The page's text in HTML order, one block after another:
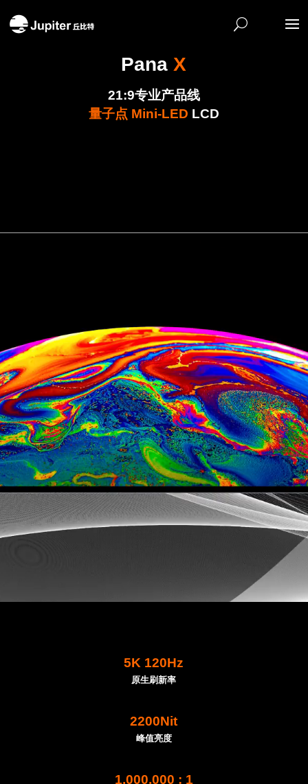
Pana X
21:9专业产品线
量子点 Mini-LED LCD
5K 120Hz
原生刷新率
2200Nit
峰值亮度
1,000,000 : 1